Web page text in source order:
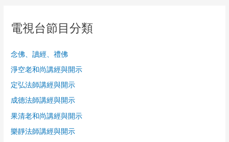
電視台節目分類
念佛、讀經、禮佛
淨空老和尚講經與開示
定弘法師講經與開示
成德法師講經與開示
果清老和尚講經與開示
樂靜法師講經與開示